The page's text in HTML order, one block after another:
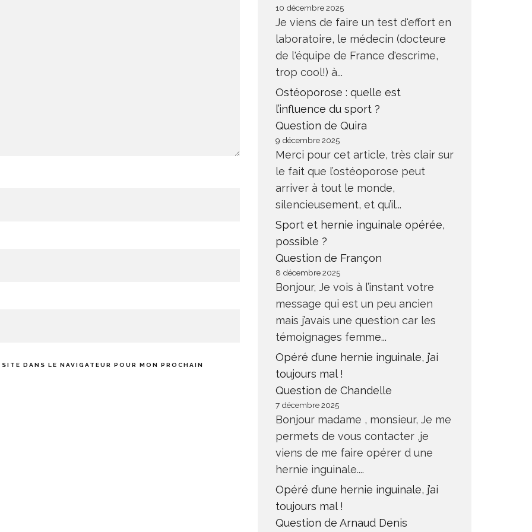
DANS LE NAVIGATEUR POUR MON PROCHAIN
10 décembre 2025
Je viens de faire un test d'effort en
laboratoire, le médecin (docteure
de l'équipe de France d'escrime,
trop cool!) à...
Ostéoporose : quelle est
l’influence du sport ?
Question de Quira
9 décembre 2025
Merci pour cet article, très clair sur
le fait que l’ostéoporose peut
arriver à tout le monde,
silencieusement, et qu’il...
Sport et hernie inguinale opérée,
possible ?
Question de Françon
8 décembre 2025
Bonjour, Je vois à l’instant votre
message qui est un peu ancien
mais j’avais une question car les
témoignages femme...
Opéré d’une hernie inguinale, j’ai
toujours mal !
Question de Chandelle
7 décembre 2025
Bonjour madame , monsieur, Je me
permets de vous contacter ,je
viens de me faire opérer d une
hernie inguinale....
Opéré d’une hernie inguinale, j’ai
toujours mal !
Question de Arnaud Denis